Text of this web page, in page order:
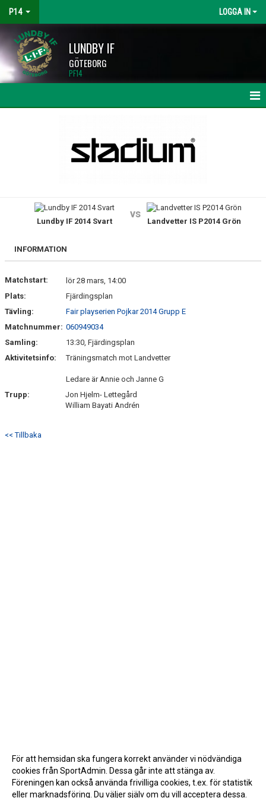
P14 LOGGA IN
LUNDBY IF
GÖTEBORG
PF14
TRUPPEN
BILDGALLERI
KONTAKT
Lundby IF 2014 Svart
vs
Landvetter IS P2014 Grön
INFORMATION
Matchstart:
lör 28 mars, 14:00
Plats:
Fjärdingsplan
Tävling:
Fair playserien Pojkar 2014 Grupp E
Matchnummer: 060949034
Samling:
13:30, Fjärdingsplan
Aktivitetsinfo:
Träningsmatch mot Landvetter
Ledare är Annie och Janne G
Trupp:
Jon Hjelm- Lettegård
William Bayati Andrén
<< Tillbaka
För att hemsidan ska fungera korrekt använder vi nödvändiga
cookies från SportAdmin. Dessa går inte att stänga av.
Föreningen kan också använda frivilliga cookies, t.ex. för statistik
eller marknadsföring. Du väljer själv om du vill acceptera dessa.